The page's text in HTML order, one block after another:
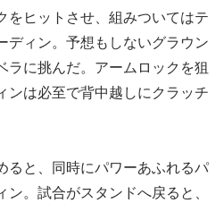
をヒットさせ、組みついてはテ
ディン。予想もしないグラウン
ラに挑んだ。アームロックを狙
ンは必至で背中越しにクラッチ
ると、同時にパワーあふれるパ
。試合がスタンドへ戻ると、